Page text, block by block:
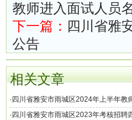
教师进入面试人员
下一篇： 四川省雅
公告
相关文章
· 四川省雅安市雨城区2024年上半年教
及体检有关事宜的公告
· 四川省雅安市雨城区2023年考核招聘